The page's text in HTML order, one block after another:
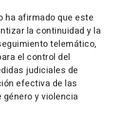
ha afirmado que este
la continuidad y la
telemático,
el control del
judiciales de
efectiva de las
y violencia